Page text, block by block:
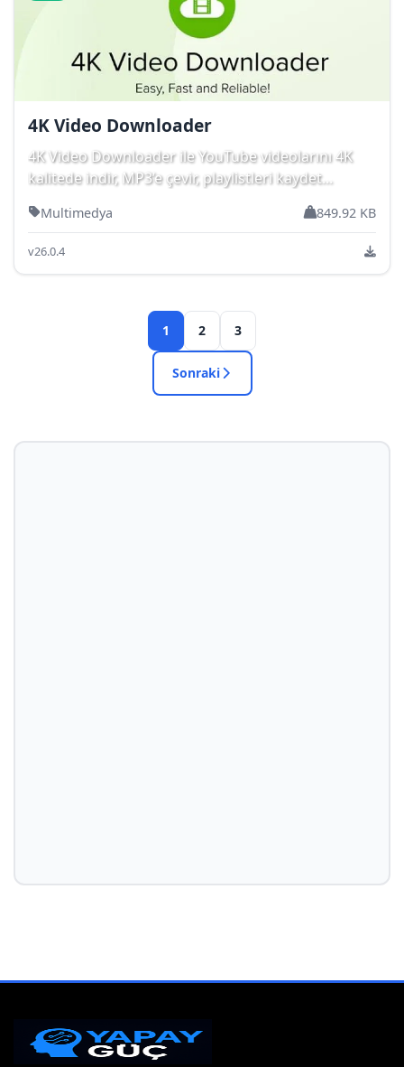
4K Video Downloader
4K Video Downloader ile YouTube videolarını 4K
kalitede indir, MP3’e çevir, playlistleri kaydet...
Multimedya 849.92 KB
v26.0.4
1 2 3
Sonraki